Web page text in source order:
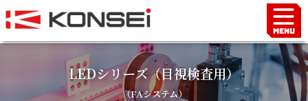
LEDシリーズ（目視検査用）
（FAシステム）
Home
ハンド＆チャックロボット周辺機器
FAシステム